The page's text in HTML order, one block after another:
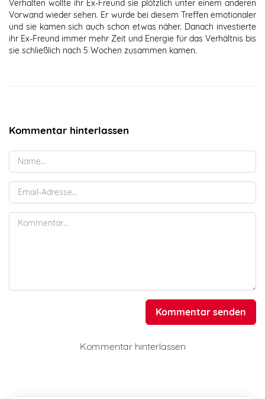
Verhalten wollte ihr Ex-Freund sie plötzlich unter einem anderen
Vorwand wieder sehen. Er wurde bei diesem Treffen emotionaler
und sie kamen sich auch schon etwas näher. Danach investierte
ihr Ex-Freund immer mehr Zeit und Energie für das Verhältnis bis
sie schließlich nach 5 Wochen zusammen kamen.
Kommentar hinterlassen
Kommentar senden
Kommentar hinterlassen